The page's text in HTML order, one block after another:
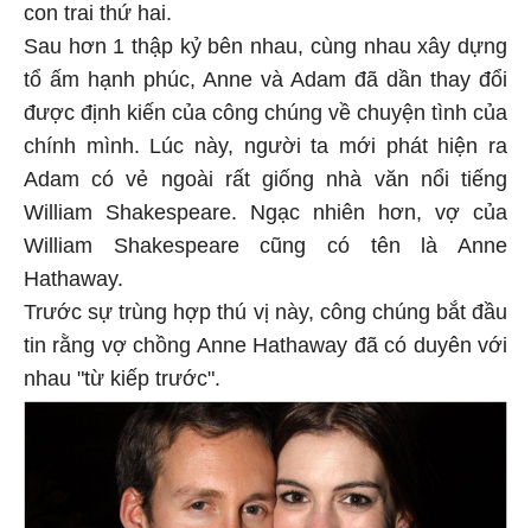
con trai thứ hai.
Sau hơn 1 thập kỷ bên nhau, cùng nhau xây dựng
tổ ấm hạnh phúc, Anne và Adam đã dần thay đổi
được định kiến của công chúng về chuyện tình của
chính mình. Lúc này, người ta mới phát hiện ra
Adam có vẻ ngoài rất giống nhà văn nổi tiếng
William Shakespeare. Ngạc nhiên hơn, vợ của
William Shakespeare cũng có tên là Anne
Hathaway.
Trước sự trùng hợp thú vị này, công chúng bắt đầu
tin rằng vợ chồng Anne Hathaway đã có duyên với
nhau "từ kiếp trước".